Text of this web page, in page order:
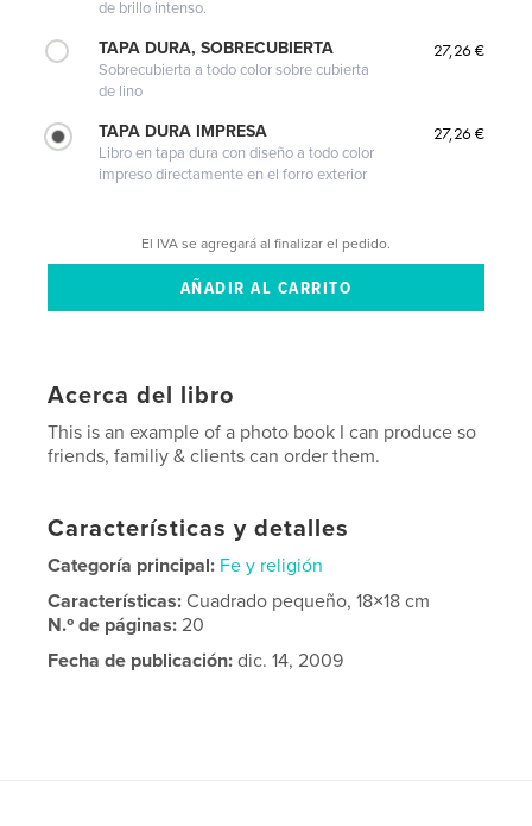
de brillo intenso.
TAPA DURA, SOBRECUBIERTA
Sobrecubierta a todo color sobre cubierta
de lino
27,26 €
TAPA DURA IMPRESA
Libro en tapa dura con diseño a todo color
impreso directamente en el forro exterior
27,26 €
El IVA se agregará al finalizar el pedido.
Acerca del libro
This is an example of a photo book I can produce so
friends, familiy & clients can order them.
Características y detalles
Categoría principal: Fe y religión
Características:Cuadrado pequeño, 18×18 cm
N.º de páginas:20
Fecha de publicación: dic. 14, 2009